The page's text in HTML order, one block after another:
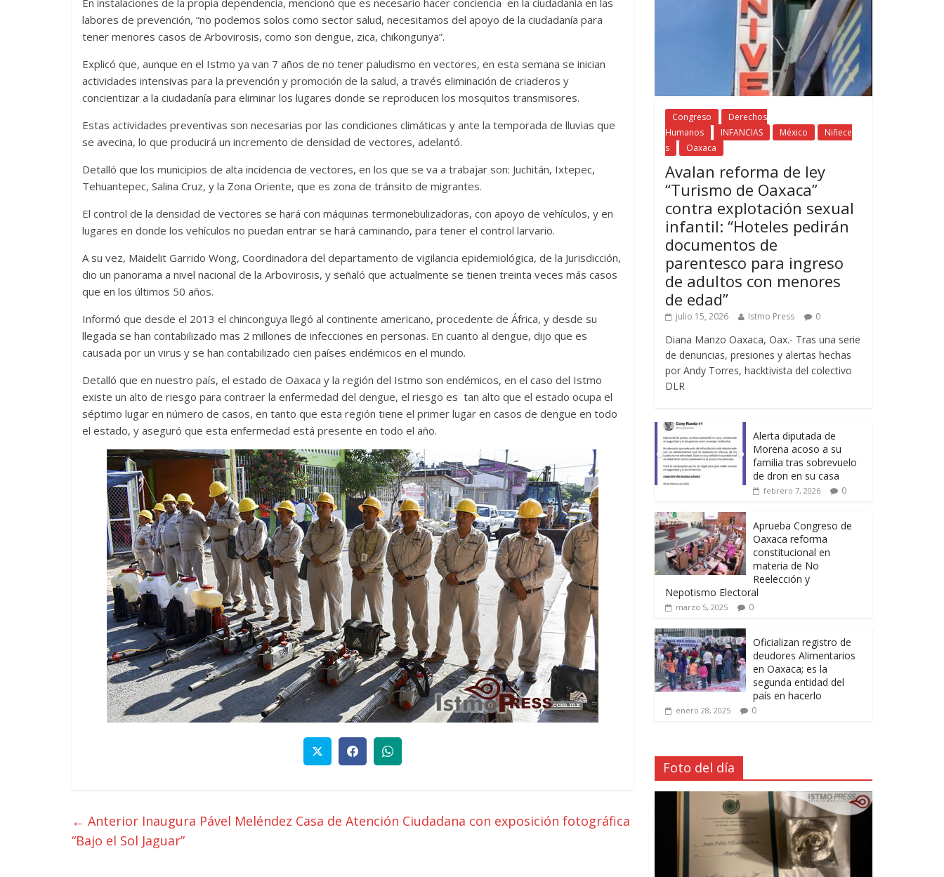
labores de prevención, “no podemos solos como sector salud, necesitamos del apoyo de la ciudadanía para
tener menores casos de Arbovirosis, como son dengue, zica, chikongunya”.
Explicó que, aunque en el Istmo ya van 7 años de no tener paludismo en vectores, en esta semana se inician
actividades intensivas para la prevención y promoción de la salud, a través eliminación de criaderos y
concientizar a la ciudadanía para eliminar los lugares donde se reproducen los mosquitos transmisores.
Estas actividades preventivas son necesarias por las condiciones climáticas y ante la temporada de lluvias que
se avecina, lo que producirá un incremento de densidad de vectores, adelantó.
Detalló que los municipios de alta incidencia de vectores, en los que se va a trabajar son: Juchitán, Ixtepec,
Tehuantepec, Salina Cruz, y la Zona Oriente, que es zona de tránsito de migrantes.
El control de la densidad de vectores se hará con máquinas termonebulizadoras, con apoyo de vehículos, y en
lugares en donde los vehículos no puedan entrar se hará caminando, para tener el control larvario.
A su vez, Maidelit Garrido Wong, Coordinadora del departamento de vigilancia epidemiológica, de la Jurisdicción,
dio un panorama a nivel nacional de la Arbovirosis, y señaló que actualmente se tienen treinta veces más casos
que en los últimos 50 años.
Informó que desde el 2013 el chinconguya llegó al continente americano, procedente de África, y desde su
llegada se han contabilizado mas 2 millones de infecciones en personas. En cuanto al dengue, dijo que es
causada por un virus y se han contabilizado cien países endémicos en el mundo.
Detalló que en nuestro país, el estado de Oaxaca y la región del Istmo son endémicos, en el caso del Istmo
existe un alto de riesgo para contraer la enfermedad del dengue, el riesgo es tan alto que el estado ocupa el
séptimo lugar en número de casos, en tanto que esta región tiene el primer lugar en casos de dengue en todo
el estado, y aseguró que esta enfermedad está presente en todo el año.
← Anterior Inaugura Pável Meléndez Casa de Atención Ciudadana con exposición fotográfica
“Bajo el Sol Jaguar”
Congreso
Derechos
Humanos
INFANCIAS México
Niñece
s
Oaxaca
Avalan reforma de ley
“Turismo de Oaxaca”
contra explotación sexual
infantil: “Hoteles pedirán
documentos de
parentesco para ingreso
de adultos con menores
de edad”
julio 15, 2026 Istmo Press 0
Diana Manzo Oaxaca, Oax.- Tras una serie
de denuncias, presiones y alertas hechas
por Andy Torres, hacktivista del colectivo
DLR
Alerta diputada de
Morena acoso a su
familia tras sobrevuelo
de dron en su casa
febrero 7, 2026 0
Aprueba Congreso de
Oaxaca reforma
constitucional en
materia de No
Reelección y
Nepotismo Electoral
marzo 5, 2025 0
Oficializan registro de
deudores Alimentarios
en Oaxaca; es la
segunda entidad del
país en hacerlo
enero 28, 2025 0
Foto del día